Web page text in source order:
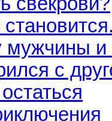
мужчины
с